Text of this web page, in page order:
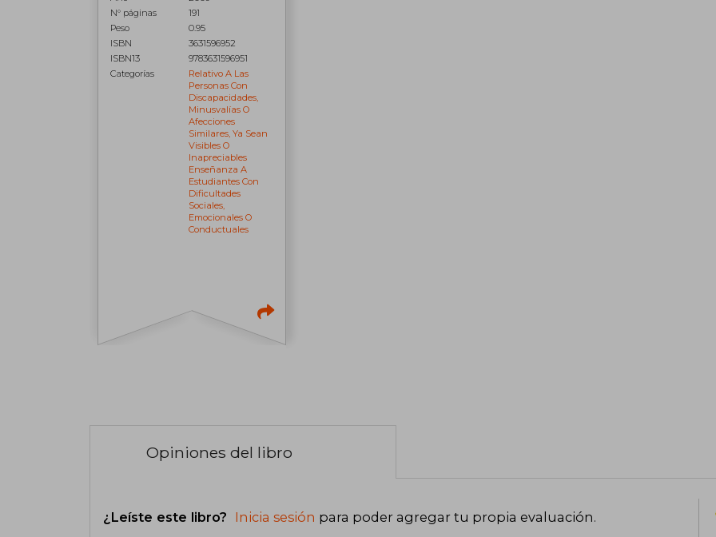
N° páginas
191
Peso
0.95
ISBN
3631596952
ISBN13
9783631596951
Categorías
Relativo A Las
Personas Con
Discapacidades,
Minusvalías O
Afecciones
Similares, Ya Sean
Visibles O
Inapreciables
Enseñanza A
Estudiantes Con
Dificultades
Sociales,
Emocionales O
Conductuales
Opiniones del libro
¿Leíste este libro? Inicia sesión para poder agregar tu propia evaluación.